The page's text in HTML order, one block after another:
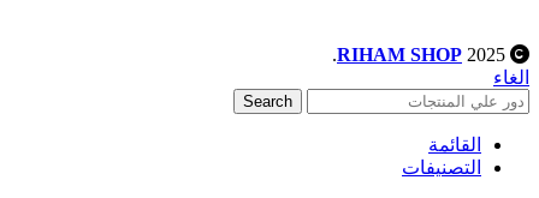
RIHAM SHOP
.
الغاء
Search
القائمة
التصنيفات